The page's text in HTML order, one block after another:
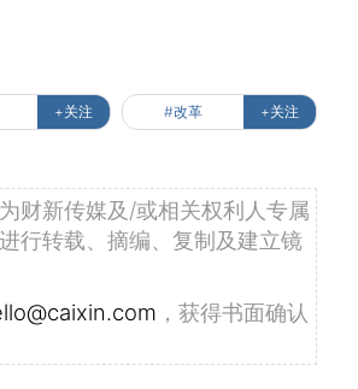
+关注 #改革 +关注
财新传媒及/或相关权利人专属
行转载、摘编、复制及建立镜
，获得书面确认